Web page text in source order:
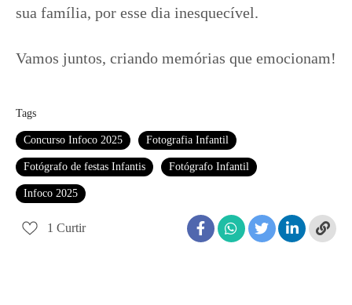
sua família, por esse dia inesquecível.
Vamos juntos, criando memórias que emocionam!
Tags
Concurso Infoco 2025 Fotografia Infantil
Fotógrafo de festas Infantis Fotógrafo Infantil
Infoco 2025
1 Curtir